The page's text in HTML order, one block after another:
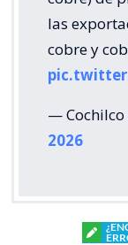
las
cobre y
— Cochilco
2026